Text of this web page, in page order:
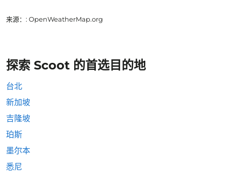
来源： : OpenWeatherMap.org
探索 Scoot 的首选目的地
台北
新加坡
吉隆坡
珀斯
墨尔本
悉尼